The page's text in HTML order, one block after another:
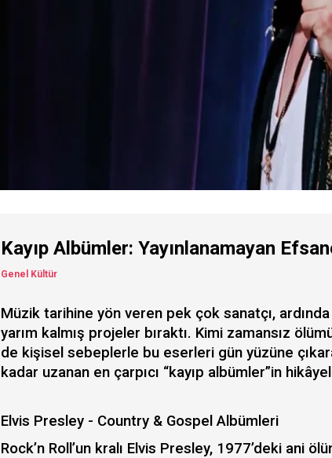
Kayıp Albümler: Yayınlanamayan
Genel Kültür
Müzik tarihine yön veren pek çok sanatçı,
yarım kalmış projeler bıraktı. Kimi zamansız
de kişisel sebeplerle bu eserleri gün yüzüne
kadar uzanan en çarpıcı “kayıp albümler”in
Elvis Presley - Country & Gospel Albümleri
Rock’n Roll’un kralı Elvis Presley, 1977’deki ani